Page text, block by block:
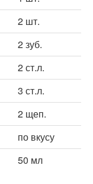
2 шт.
2 зуб.
2 ст.л.
3 ст.л.
2 щеп.
по вкусу
50 мл